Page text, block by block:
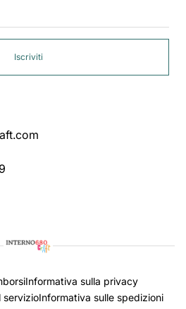
Iscriviti
Informativa sulla privacy
servizioInformativa sulle spedizioni